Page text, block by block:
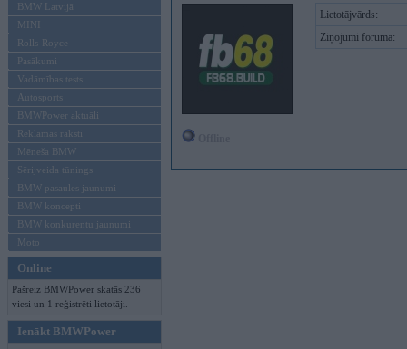
BMW Latvijā
MINI
Rolls-Royce
Pasākumi
Vadāmības tests
Autosports
BMWPower aktuāli
Reklāmas raksti
Mēneša BMW
Sērijveida tūnings
BMW pasaules jaunumi
BMW koncepti
BMW konkurentu jaunumi
Moto
Online
Pašreiz BMWPower skatās 236
viesi un 1 reģistrēti lietotāji.
Ienākt BMWPower
Lietotājvārds:
Ziņojumi forumā: